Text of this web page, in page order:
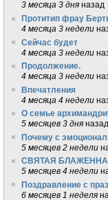
3 месяца 3 дня назад
Протитип фрау
4 месяца 3 недели
Сейчас будет
4 месяца 3 недели
Продолжение.
4 месяца 3 недели
Впечатления
4 месяца 4 недели
О семье
5 месяцев 3 дня назад
Почему с
5 месяцев 2 недели
СВЯТАЯ
5 месяцев 4 недели
Поздравление с
6 месяцев 1 неделя